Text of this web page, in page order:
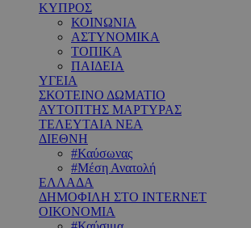
ΚΥΠΡΟΣ
ΚΟΙΝΩΝΙΑ
ΑΣΤΥΝΟΜΙΚΑ
ΤΟΠΙΚΑ
ΠΑΙΔΕΙΑ
ΥΓΕΙΑ
ΣΚΟΤΕΙΝΟ ΔΩΜΑΤΙΟ
ΑΥΤΟΠΤΗΣ ΜΑΡΤΥΡΑΣ
ΤΕΛΕΥΤΑΙΑ ΝΕΑ
ΔΙΕΘΝΗ
#Καύσωνας
#Μέση Ανατολή
ΕΛΛΑΔΑ
ΔΗΜΟΦΙΛΗ ΣΤΟ INTERNET
ΟΙΚΟΝΟΜΙΑ